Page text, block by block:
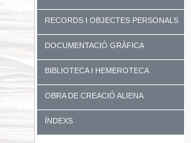
RECORDS I OBJECTES PERSONALS
DOCUMENTACIÓ GRÀFICA
BIBLIOTECA I HEMEROTECA
OBRA DE CREACIÓ ALIENA
ÍNDEXS